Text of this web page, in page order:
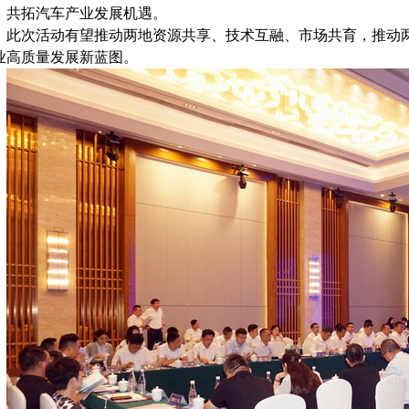
共拓汽车产业发展机遇。
此次活动有望推动两地资源共享、技术互融、市场共育，推动
高质量发展新蓝图。